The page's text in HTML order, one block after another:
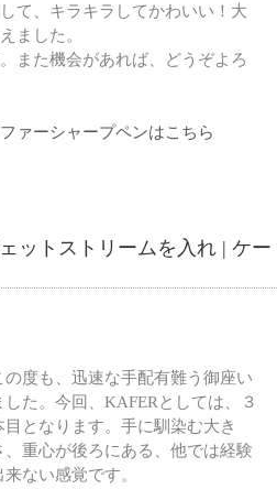
て、キラキラしてかわいい！大
ました。
また機会があれば、どうぞよろ
ァーシャープペンはこちら
ットストリームを入れ | ケー
の度も、迅速な手配有難う御座い
した。今回、KAFERとしては、３
目となります。手に馴染む大き
、重心が後ろにある、他では経験
来ない感覚です。